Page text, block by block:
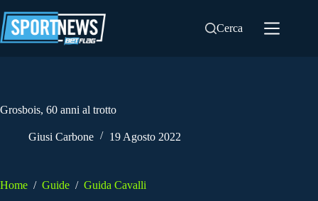
al
contenuto
Cerca
Grosbois, 60 anni al trotto
Giusi Carbone 19 Agosto 2022
Home / Guide / Guida Cavalli